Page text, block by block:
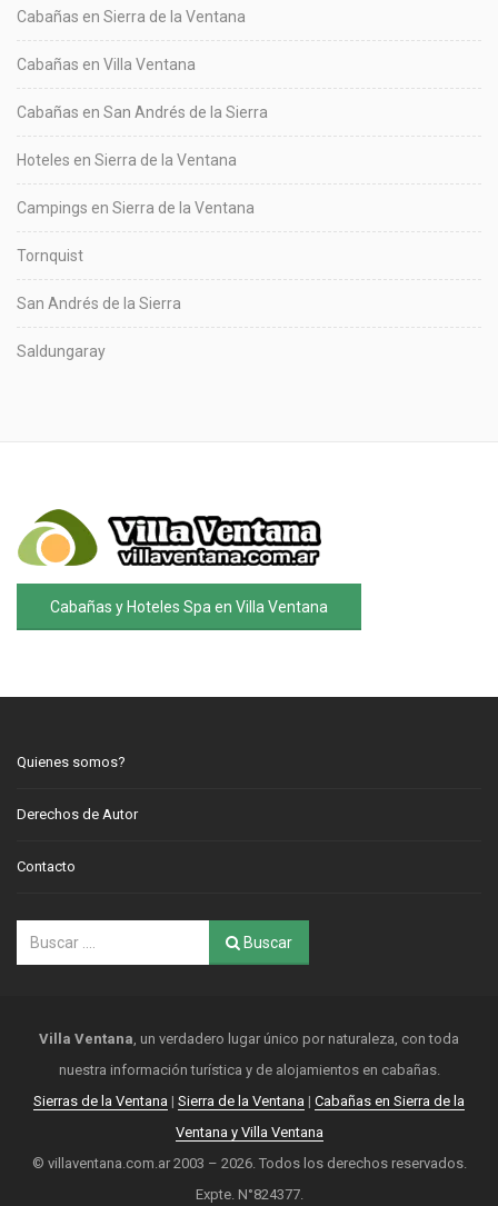
Cabañas en Sierra de la Ventana
Cabañas en Villa Ventana
Cabañas en San Andrés de la Sierra
Hoteles en Sierra de la Ventana
Campings en Sierra de la Ventana
Tornquist
San Andrés de la Sierra
Saldungaray
Cabañas y Hoteles Spa en Villa Ventana
Quienes somos?
Derechos de Autor
Contacto
Buscar
Villa Ventana, un verdadero lugar único por naturaleza, con toda
nuestra información turística y de alojamientos en cabañas.
Sierras de la Ventana | Sierra de la Ventana | Cabañas en Sierra de la
Ventana y Villa Ventana
© villaventana.com.ar 2003 – 2026. Todos los derechos reservados.
Expte. N°824377.